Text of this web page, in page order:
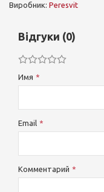
Виробник: Peresvit
Відгуки (0)
Имя
Email
Комментарий